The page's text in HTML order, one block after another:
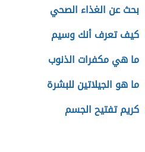
بحث عن الغذاء الصحي
كيف تعرف أنك وسيم
ما هي مكفرات الذنوب
ما هو الجيلاتين للبشرة
كريم تفتيح الجسم